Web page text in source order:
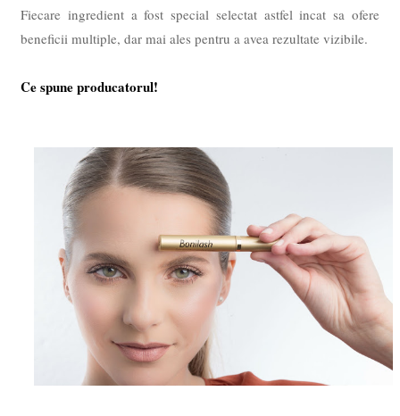
Fiecare ingredient a fost special selectat astfel incat sa ofere
beneficii multiple, dar mai ales pentru a avea rezultate vizibile.
Ce spune producatorul!